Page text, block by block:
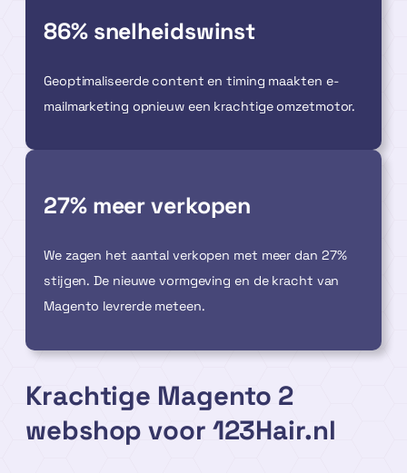
86% snelheidswinst
Geoptimaliseerde content en timing maakten e-
mailmarketing opnieuw een krachtige omzetmotor.
27% meer verkopen
We zagen het aantal verkopen met meer dan 27%
stijgen. De nieuwe vormgeving en de kracht van
Magento levrerde meteen.
Krachtige Magento 2
webshop voor 123Hair.nl